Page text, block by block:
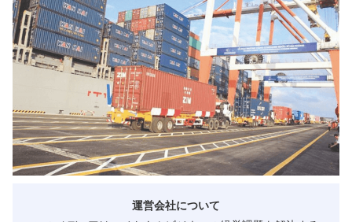
運営会社について